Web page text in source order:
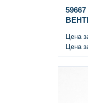
Цена
Цена